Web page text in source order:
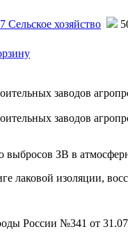
Сельское хозяйство
заводов
заводов
выбросов ЗВ в
лаковой изоляции,
России №341 от